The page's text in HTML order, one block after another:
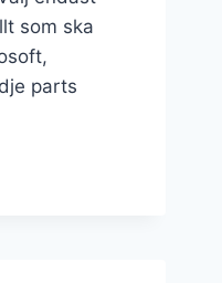
som ska
parts